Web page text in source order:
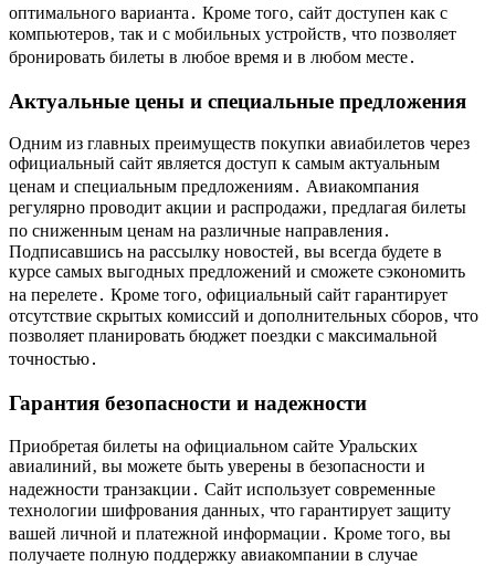
оптимального варианта․ Кроме того‚ сайт доступен как с
компьютеров‚ так и с мобильных устройств‚ что позволяет
бронировать билеты в любое время и в любом месте․
Актуальные цены и специальные предложения
Одним из главных преимуществ покупки авиабилетов через
официальный сайт является доступ к самым актуальным
ценам и специальным предложениям․ Авиакомпания
регулярно проводит акции и распродажи‚ предлагая билеты
по сниженным ценам на различные направления․
Подписавшись на рассылку новостей‚ вы всегда будете в
курсе самых выгодных предложений и сможете сэкономить
на перелете․ Кроме того‚ официальный сайт гарантирует
отсутствие скрытых комиссий и дополнительных сборов‚ что
позволяет планировать бюджет поездки с максимальной
точностью․
Гарантия безопасности и надежности
Приобретая билеты на официальном сайте Уральских
авиалиний‚ вы можете быть уверены в безопасности и
надежности транзакции․ Сайт использует современные
технологии шифрования данных‚ что гарантирует защиту
вашей личной и платежной информации․ Кроме того‚ вы
получаете полную поддержку авиакомпании в случае